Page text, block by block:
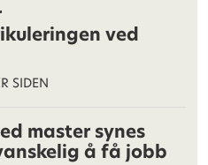
ved
SIDEN
master synes
å få jobb